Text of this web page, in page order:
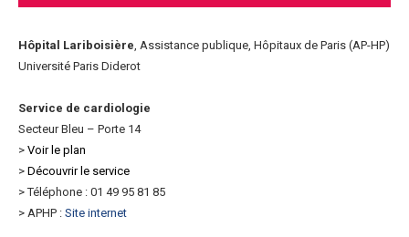
Hôpital Lariboisière, Assistance publique, Hôpitaux de Paris (AP-HP)
Université Paris Diderot
Service de cardiologie
Secteur Bleu – Porte 14
> Voir le plan
> Découvrir le service
> Téléphone : 01 49 95 81 85
> APHP : Site internet